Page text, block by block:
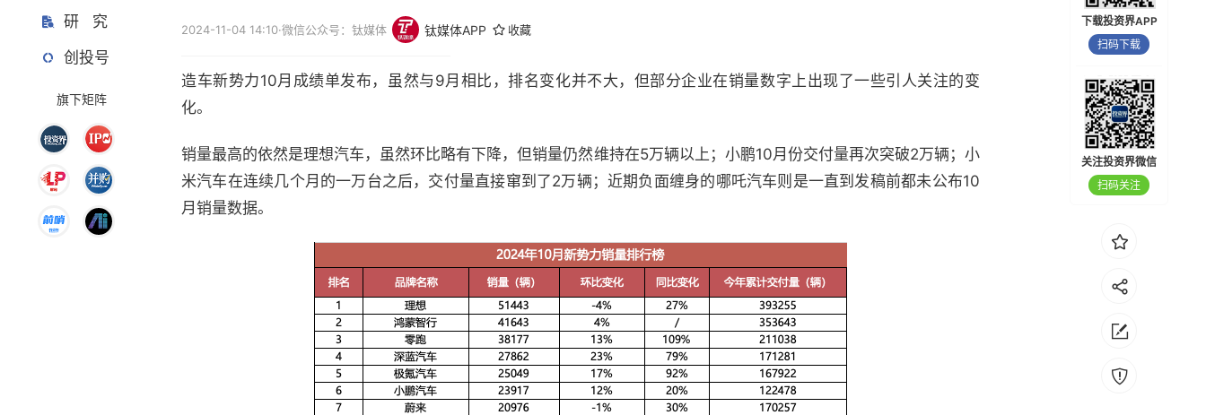
研 究
创投号
旗下矩阵
2024-11-04 14:10·微信公众号：钛媒体 钛媒体APP 收藏
造车新势力10月成绩单发布，虽然与9月相比，排名变化并不大，但部分企业在销量数字上出现了一些引人关注的变
化。
销量最高的依然是理想汽车，虽然环比略有下降，但销量仍然维持在5万辆以上；小鹏10月份交付量再次突破2万辆；小
米汽车在连续几个月的一万台之后，交付量直接窜到了2万辆；近期负面缠身的哪吒汽车则是一直到发稿前都未公布10
月销量数据。
下载投资界APP
扫码下载
关注投资界微信
扫码关注